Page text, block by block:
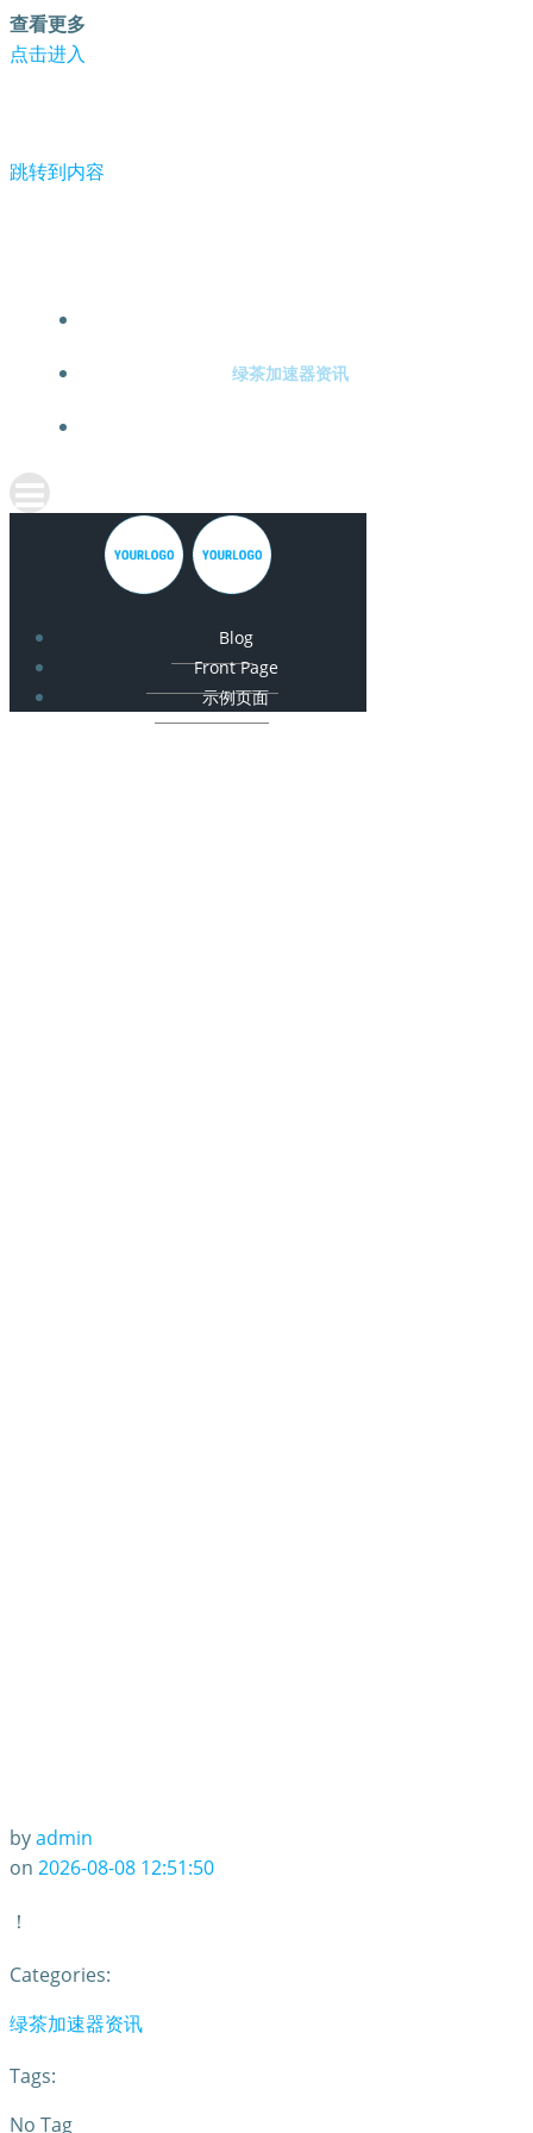
查看更多
点击进入
跳转到内容
绿茶加速器资讯
Blog
Front Page
示例页面
byadmin
on 2026-08-08 12:51:50
！
Categories:
绿茶加速器资讯
Tags:
No Tag